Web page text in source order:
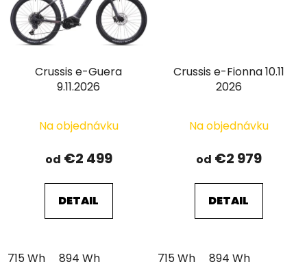
Crussis e-Guera
9.11.2026
Na objednávku
od €2 499
DETAIL
715 Wh 894 Wh
Crussis e-Fionna 10.11
2026
Na objednávku
od €2 979
DETAIL
715 Wh 894 Wh